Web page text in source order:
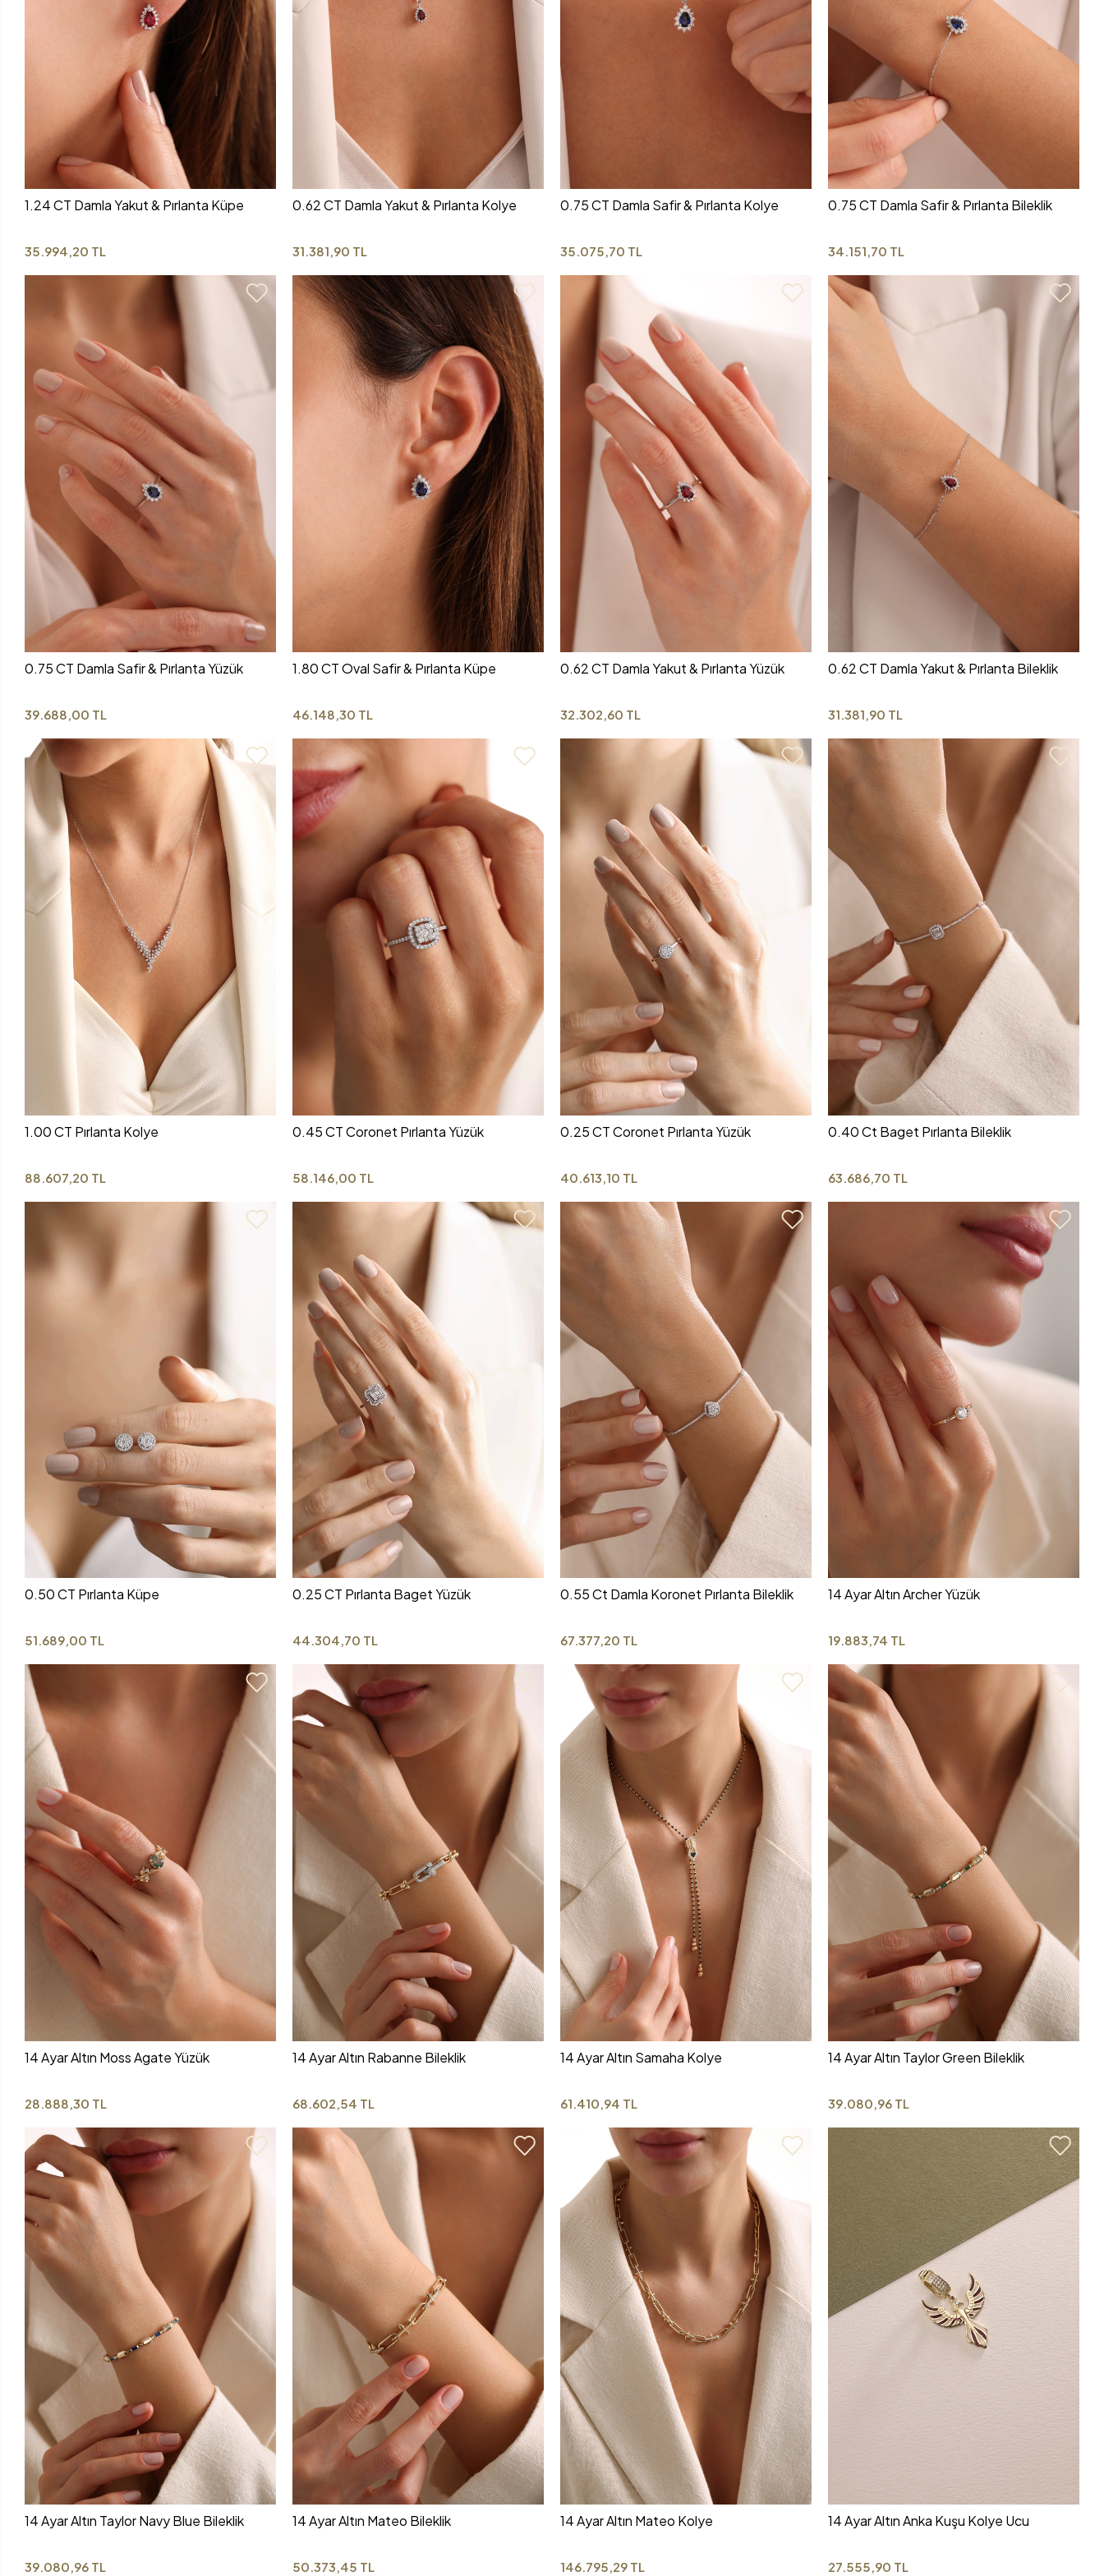
1.24 CT Damla Yakut & Pırlanta Küpe
35.994,20 TL
0.62 CT Damla Yakut & Pırlanta Kolye
31.381,90 TL
0.75 CT Damla Safir & Pırlanta Kolye
35.075,70 TL
0.75 CT Damla Safir & Pırlanta Bileklik
34.151,70 TL
0.75 CT Damla Safir & Pırlanta Yüzük
39.688,00 TL
1.80 CT Oval Safir & Pırlanta Küpe
46.148,30 TL
0.62 CT Damla Yakut & Pırlanta Yüzük
32.302,60 TL
0.62 CT Damla Yakut & Pırlanta Bileklik
31.381,90 TL
1.00 CT Pırlanta Kolye
88.607,20 TL
0.45 CT Coronet Pırlanta Yüzük
58.146,00 TL
0.25 CT Coronet Pırlanta Yüzük
40.613,10 TL
0.40 Ct Baget Pırlanta Bileklik
63.686,70 TL
0.50 CT Pırlanta Küpe
51.689,00 TL
0.25 CT Pırlanta Baget Yüzük
44.304,70 TL
0.55 Ct Damla Koronet Pırlanta Bileklik
67.377,20 TL
14 Ayar Altın Archer Yüzük
19.883,74 TL
14 Ayar Altın Moss Agate Yüzük
28.888,30 TL
14 Ayar Altın Rabanne Bileklik
68.602,54 TL
14 Ayar Altın Samaha Kolye
61.410,94 TL
14 Ayar Altın Taylor Green Bileklik
39.080,96 TL
14 Ayar Altın Taylor Navy Blue Bileklik
39.080,96 TL
14 Ayar Altın Mateo Bileklik
50.373,45 TL
14 Ayar Altın Mateo Kolye
146.795,29 TL
14 Ayar Altın Anka Kuşu Kolye Ucu
27.555,90 TL